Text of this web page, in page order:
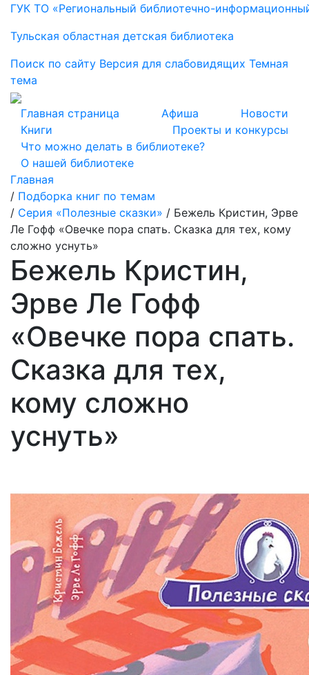
ГУК ТО «Региональный библиотечно-
Тульская областная детская библиотека
Поиск по сайту Версия для слабовидящих Темная
тема
Главная страница Афиша
Новости
Книги
Проекты и конкурсы
Что можно делать в библиотеке?
О нашей библиотеке
Главная
/ Подборка книг по темам
/ Серия «Полезные сказки» / Бежель Кристин, Эрве
Ле Гофф «Овечке пора спать. Сказка для тех, кому
сложно уснуть»
Бежель Кристин,
Эрве Ле Гофф
«Овечке пора спать.
Сказка для тех,
кому сложно
уснуть»